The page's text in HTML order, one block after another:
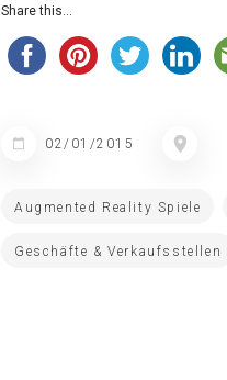
Share this...
02/01/2015
Augmented Reality Spiele
Geschäfte & Verkaufsstellen